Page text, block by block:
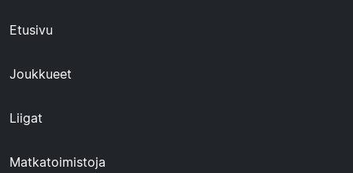
Etusivu
Joukkueet
Liigat
Matkatoimistoja